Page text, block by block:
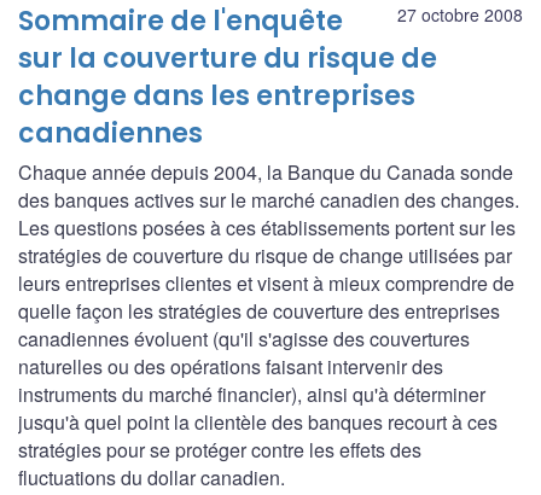
27 octobre 2008
Sommaire de l'enquête
sur la couverture du risque de
change dans les entreprises
canadiennes
Chaque année depuis 2004, la Banque du Canada sonde
des banques actives sur le marché canadien des changes.
Les questions posées à ces établissements portent sur les
stratégies de couverture du risque de change utilisées par
leurs entreprises clientes et visent à mieux comprendre de
quelle façon les stratégies de couverture des entreprises
canadiennes évoluent (qu'il s'agisse des couvertures
naturelles ou des opérations faisant intervenir des
instruments du marché financier), ainsi qu'à déterminer
jusqu'à quel point la clientèle des banques recourt à ces
stratégies pour se protéger contre les effets des
fluctuations du dollar canadien.